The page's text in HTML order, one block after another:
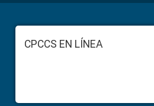
FooterCPCCS EN LÍNEA